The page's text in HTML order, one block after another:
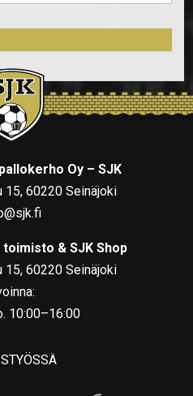
Oy – SJK
15, 60220 Seinäjoki
toimisto & SJK Shop
15, 60220 Seinäjoki
10:00–16:00